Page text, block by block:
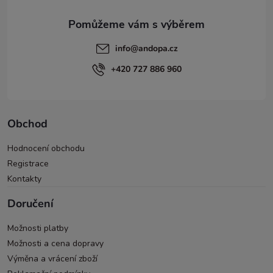
info@andopa.cz
+420 727 886 960
Obchod
Hodnocení obchodu
Registrace
Kontakty
Doručení
Možnosti platby
Možnosti a cena dopravy
Výměna a vrácení zboží